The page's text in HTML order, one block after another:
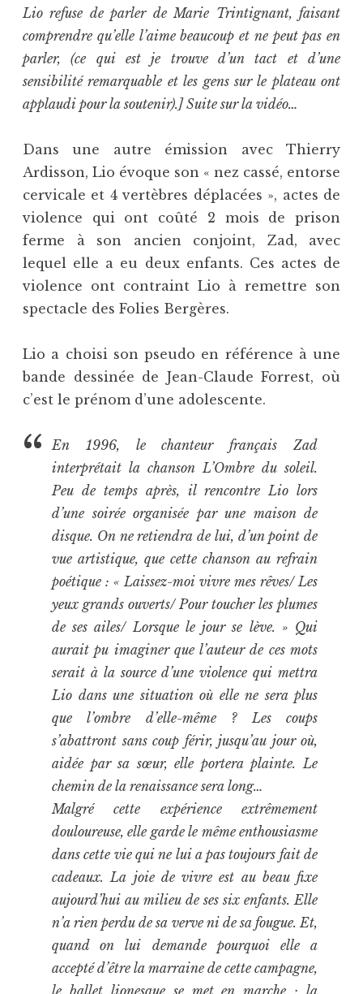
Lio refuse de parler de Marie Trintignant, faisant
comprendre qu’elle l’aime beaucoup et ne peut pas en
parler, (ce qui est je trouve d’un tact et d’une
sensibilité remarquable et les gens sur le plateau ont
applaudi pour la soutenir).] Suite sur la vidéo…
Dans une autre émission avec Thierry
Ardisson, Lio évoque son « nez cassé, entorse
cervicale et 4 vertèbres déplacées », actes de
violence qui ont coûté 2 mois de prison
ferme à son ancien conjoint, Zad, avec
lequel elle a eu deux enfants. Ces actes de
violence ont contraint Lio à remettre son
spectacle des Folies Bergères.
Lio a choisi son pseudo en référence à une
bande dessinée de Jean-Claude Forrest, où
c’est le prénom d’une adolescente.
En 1996, le chanteur français Zad
interprétait la chanson L’Ombre du soleil.
Peu de temps après, il rencontre Lio lors
d’une soirée organisée par une maison de
disque. On ne retiendra de lui, d’un point de
vue artistique, que cette chanson au refrain
poétique : « Laissez-moi vivre mes rêves/ Les
yeux grands ouverts/ Pour toucher les plumes
de ses ailes/ Lorsque le jour se lève. » Qui
aurait pu imaginer que l’auteur de ces mots
serait à la source d’une violence qui mettra
Lio dans une situation où elle ne sera plus
que l’ombre d’elle-même ? Les coups
s’abattront sans coup férir, jusqu’au jour où,
aidée par sa sœur, elle portera plainte. Le
chemin de la renaissance sera long…
Malgré cette expérience extrêmement
douloureuse, elle garde le même enthousiasme
dans cette vie qui ne lui a pas toujours fait de
cadeaux. La joie de vivre est au beau fixe
aujourd’hui au milieu de ses six enfants. Elle
n’a rien perdu de sa verve ni de sa fougue. Et,
quand on lui demande pourquoi elle a
accepté d’être la marraine de cette campagne,